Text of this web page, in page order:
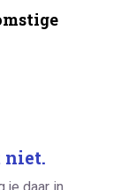
niet.
je daar in